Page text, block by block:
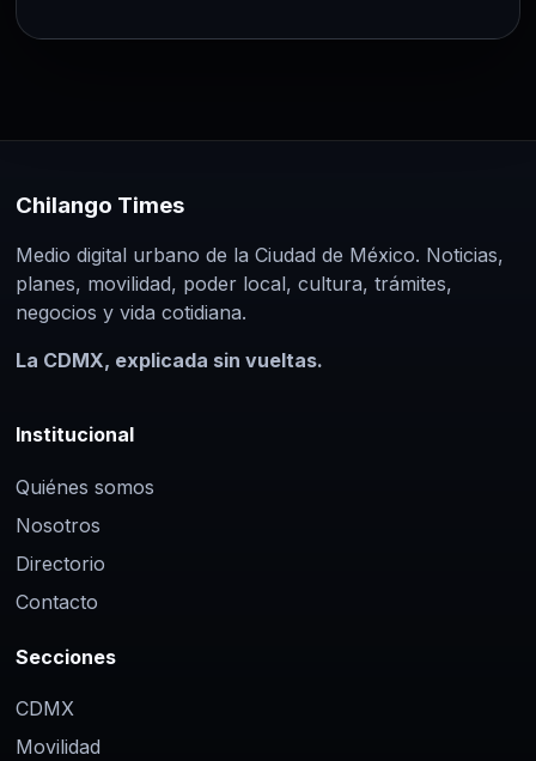
Chilango Times
Medio digital urbano de la Ciudad de México. Noticias,
planes, movilidad, poder local, cultura, trámites,
negocios y vida cotidiana.
La CDMX, explicada sin vueltas.
Institucional
Quiénes somos
Nosotros
Directorio
Contacto
Secciones
CDMX
Movilidad